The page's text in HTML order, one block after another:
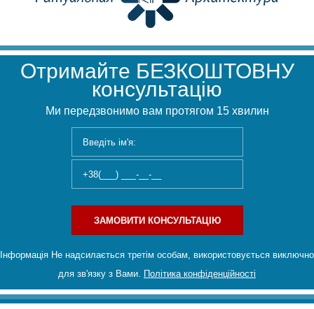
Отримайте БЕЗКОШТОВНУ
консультацію
Ми передзвонимо вам протягом 15 хвилин
ЗАМОВИТИ КОНСУЛЬТАЦІЮ
Інформація Не надсилається третім особам, використовується виключно
для зв'язку з Вами. Політика конфіденційності